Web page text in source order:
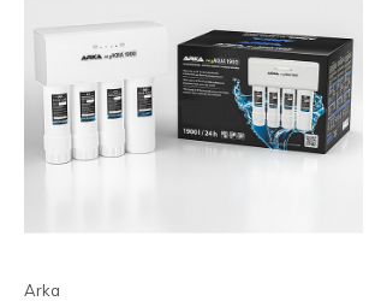
Arka